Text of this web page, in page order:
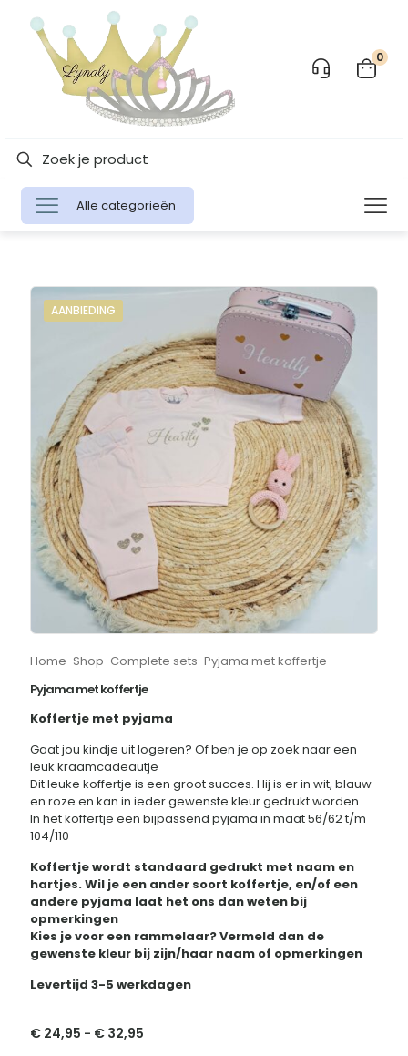
0
Alle categorieën
AANBIEDING
Home-Shop-Complete sets-Pyjama met koffertje
Pyjama met koffertje
Koffertje met pyjama
Gaat jou kindje uit logeren? Of ben je op zoek naar een
leuk kraamcadeautje
Dit leuke koffertje is een groot succes. Hij is er in wit, blauw
en roze en kan in ieder gewenste kleur gedrukt worden.
In het koffertje een bijpassend pyjama in maat 56/62 t/m
104/110
Koffertje wordt standaard gedrukt met naam en
hartjes. Wil je een ander soort koffertje, en/of een
andere pyjama laat het ons dan weten bij
opmerkingen
Kies je voor een rammelaar? Vermeld dan de
gewenste kleur bij zijn/haar naam of opmerkingen
Levertijd 3-5 werkdagen
€ 24,95 - € 32,95